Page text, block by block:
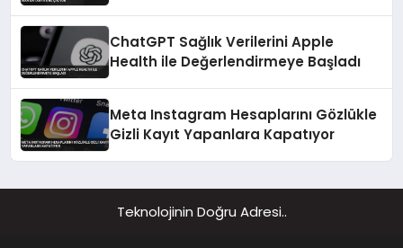
ChatGPT Sağlık Verilerini Apple
Health ile Değerlendirmeye Başladı
Meta Instagram Hesaplarını Gözlükle
Gizli Kayıt Yapanlara Kapatıyor
Teknolojinin Doğru Adresi..